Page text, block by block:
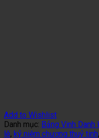
Add to Wishlist
Danh mục: Bảng Vinh Danh
lê, kỷ niệm chương thuỷ tinh,